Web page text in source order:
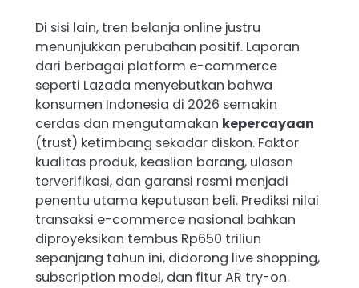
Di sisi lain, tren belanja online justru
menunjukkan perubahan positif. Laporan
dari berbagai platform e-commerce
seperti Lazada menyebutkan bahwa
konsumen Indonesia di 2026 semakin
cerdas dan mengutamakan kepercayaan
(trust) ketimbang sekadar diskon. Faktor
kualitas produk, keaslian barang, ulasan
terverifikasi, dan garansi resmi menjadi
penentu utama keputusan beli. Prediksi nilai
transaksi e-commerce nasional bahkan
diproyeksikan tembus Rp650 triliun
sepanjang tahun ini, didorong live shopping,
subscription model, dan fitur AR try-on.